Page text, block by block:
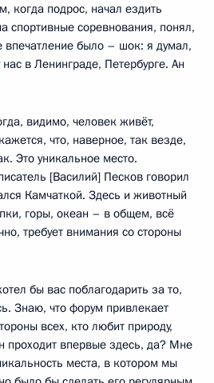
когда подрос, начал ездить
спортивные соревнования, понял,
впечатление было – шок: я думал,
в Ленинграде, Петербурге. Ан
видимо, человек живёт,
что, наверное, так везде,
Это уникальное место.
[Василий] Песков говорил
Камчаткой. Здесь и животный
горы, океан – в общем, всё
требует внимания со стороны
бы вас поблагодарить за то,
Знаю, что форум привлекает
всех, кто любит природу,
проходит впервые здесь, да? Мне
места, в котором мы